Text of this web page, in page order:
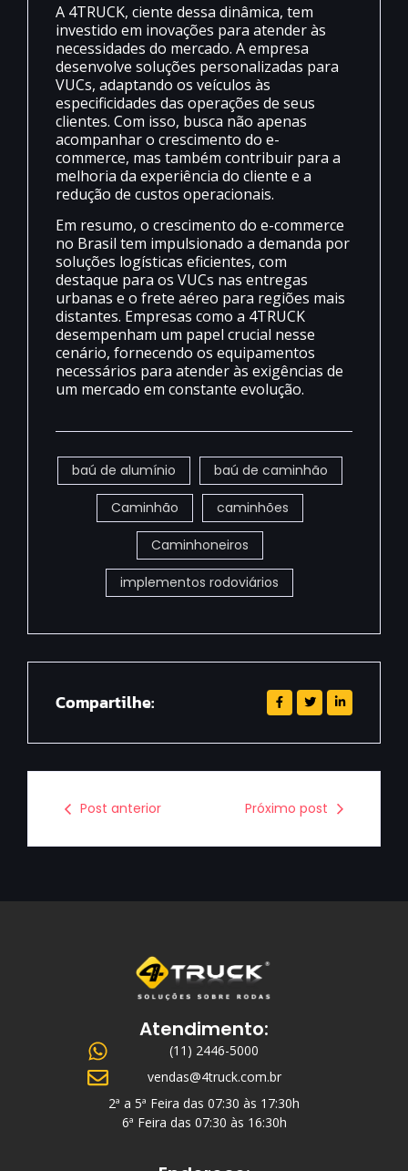
A 4TRUCK, ciente dessa dinâmica, tem
investido em inovações para atender às
necessidades do mercado. A empresa
desenvolve soluções personalizadas para
VUCs, adaptando os veículos às
especificidades das operações de seus
clientes. Com isso, busca não apenas
acompanhar o crescimento do e-
commerce, mas também contribuir para a
melhoria da experiência do cliente e a
redução de custos operacionais.
Em resumo, o crescimento do e-commerce
no Brasil tem impulsionado a demanda por
soluções logísticas eficientes, com
destaque para os VUCs nas entregas
urbanas e o frete aéreo para regiões mais
distantes. Empresas como a 4TRUCK
desempenham um papel crucial nesse
cenário, fornecendo os equipamentos
necessários para atender às exigências de
um mercado em constante evolução.
baú de alumínio baú de caminhão
Caminhão caminhões
Caminhoneiros
implementos rodoviários
Compartilhe:
Post anterior Próximo post
Atendimento:
(11) 2446-5000
vendas@4truck.com.br
2ª a 5ª Feira das 07:30 às 17:30h
6ª Feira das 07:30 às 16:30h